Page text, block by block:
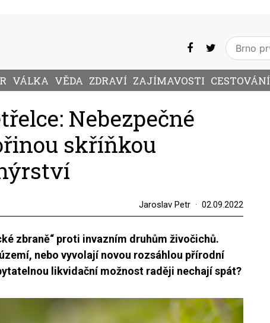
VÁLKA VĚDA ZDRAVÍ ZAJÍMAVOSTI CESTOVÁNÍ
Nebezpečné
skříňkou
Jaroslav Petr 02.09.2022
zbraně“ proti invazním druhům živočichů.
nebo vyvolají novou rozsáhlou přírodní
likvidační možnost raději nechají spát?